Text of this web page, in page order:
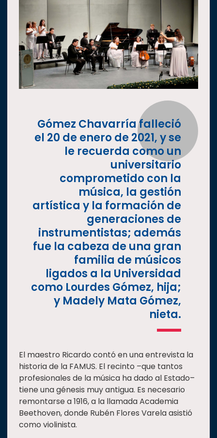
Gómez Chavarría falleció
el 20 de enero de 2021, y se
le recuerda como un
universitario
comprometido con la
música, la gestión
artística y la formación de
generaciones de
instrumentistas; además
fue la cabeza de una gran
familia de músicos
ligados a la Universidad
como Lourdes Gómez, hija;
y Madely Mata Gómez,
nieta.
El maestro Ricardo contó en una entrevista la
historia de la FAMUS. El recinto –que tantos
profesionales de la música ha dado al Estado–
tiene una génesis muy antigua. Es necesario
remontarse a 1916, a la llamada Academia
Beethoven, donde Rubén Flores Varela asistió
como violinista.